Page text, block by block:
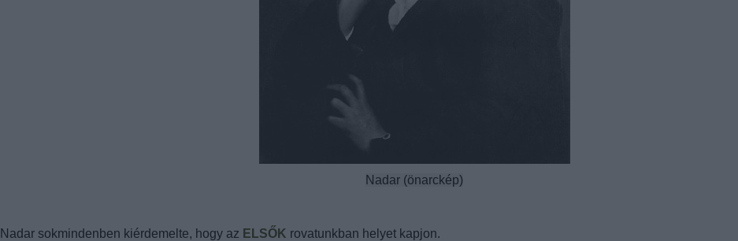
Nadar (önarckép)
Nadar sokmindenben kiérdemelte, hogy az ELSŐK rovatunkban helyet kapjon.